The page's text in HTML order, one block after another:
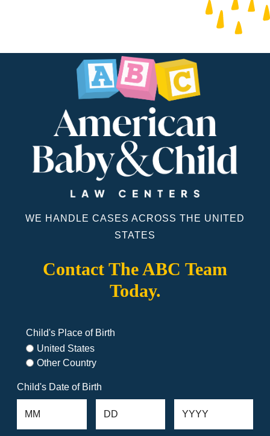
Contact The ABC Team
Today.
WE HANDLE CASES ACROSS THE UNITED
STATES
Child's Place of Birth
United States
Other Country
Child's Date of Birth